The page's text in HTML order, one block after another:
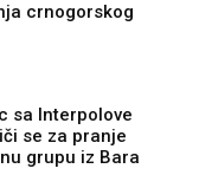
crnogorskog
sa Interpolove
se za pranje
grupu iz Bara